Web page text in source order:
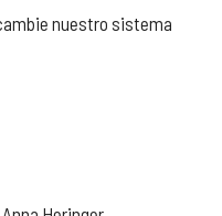
nuestro sistema